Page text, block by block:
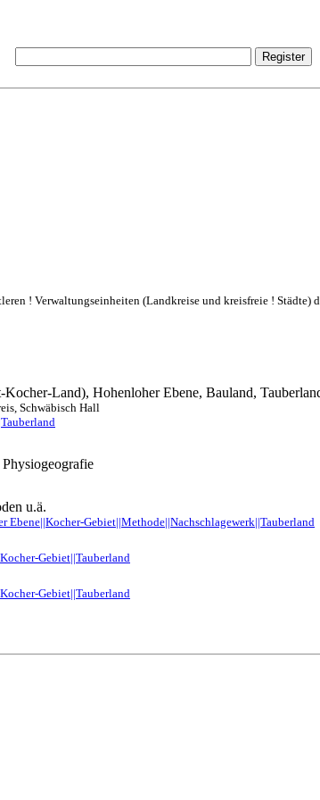
! Verwaltungseinheiten (Landkreise und kreisfreie ! Städte)
Kocher-Land), Hohenloher Ebene, Bauland,
Schwäbisch Hall
u.ä.
Ebene||Kocher-Gebiet||Methode||Nachschlagewerk||Tauberland
Gebiet||Tauberland
Gebiet||Tauberland